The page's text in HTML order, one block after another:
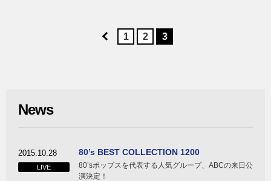
1 2 3
News
2015.10.28
LIVE
80’s BEST COLLECTION 1200
80’sポップスを代表する人気グループ、ABCの来日公
演決定！